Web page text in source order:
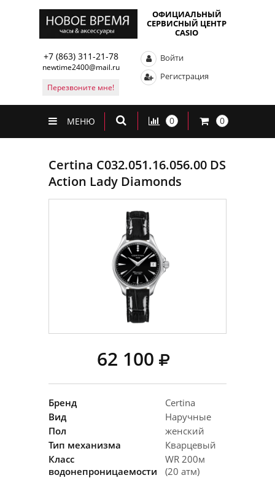
ОФИЦИАЛЬНЫЙ
СЕРВИСНЫЙ ЦЕНТР
CASIO
+7 (863) 311-21-78
newtime2400@mail.ru
Перезвоните мне!
Войти
Регистрация
МЕНЮ 0 0
Certina C032.051.16.056.00 DS
Action Lady Diamonds
62 100
Бренд
Certina
Вид
Наручные
Пол
женский
Тип механизма
Кварцевый
Класс
водонепроницаемости
WR 200м
(20 атм)